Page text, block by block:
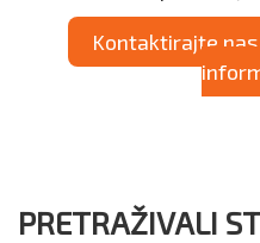
Kontaktirajte
PRETRAŽIVALI